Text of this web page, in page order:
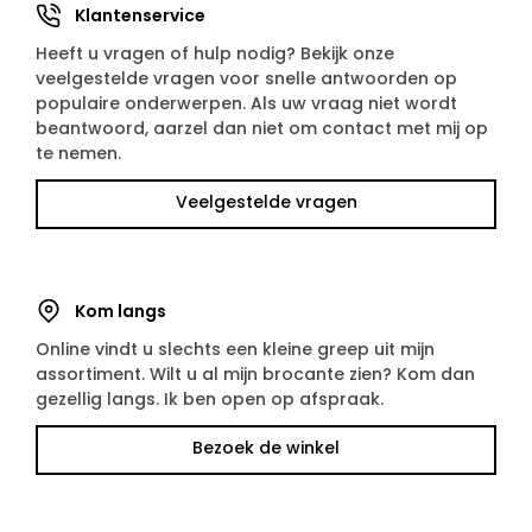
Klantenservice
Heeft u vragen of hulp nodig? Bekijk onze
veelgestelde vragen voor snelle antwoorden op
populaire onderwerpen. Als uw vraag niet wordt
beantwoord, aarzel dan niet om contact met mij op
te nemen.
Veelgestelde vragen
Kom langs
Online vindt u slechts een kleine greep uit mijn
assortiment. Wilt u al mijn brocante zien? Kom dan
gezellig langs. Ik ben open op afspraak.
Bezoek de winkel